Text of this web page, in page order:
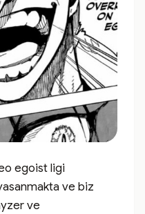
egoist ligi
ve biz
ve